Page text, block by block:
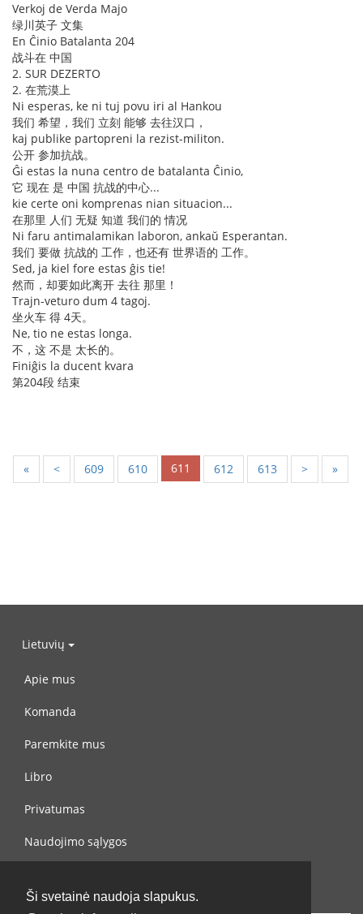
Ši svetainė naudoja slapukus.
Verkoj de Verda Majo
绿川英子 文集
En Ĉinio Batalanta 204
战斗在 中国
2. SUR DEZERTO
2. 在荒漠上
Ni esperas, ke ni tuj povu iri al Hankou
我们 希望，我们 立刻 能够 去往汉口，
kaj publike partopreni la rezist-militon.
公开 参加抗战。
Ĝi estas la nuna centro de batalanta Ĉinio,
它 现在 是 中国 抗战的中心...
kie certe oni komprenas nian situacion...
在那里 人们 无疑 知道 我们的 情况
Ni faru antimalamikan laboron, ankaŭ Esperantan.
我们 要做 抗战的 工作，也还有 世界语的 工作。
Sed, ja kiel fore estas ĝis tie!
然而，却要如此离开 去往 那里！
Trajn-veturo dum 4 tagoj.
坐火车 得 4天。
Ne, tio ne estas longa.
不，这 不是 太长的。
Finiĝis la ducent kvara
第204段 结束
« < 609 610 611 612 613 > »
Lietuvių
Apie mus
Komanda
Paremkite mus
Libro
Privatumas
Naudojimo sąlygos